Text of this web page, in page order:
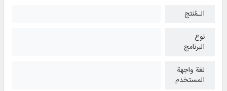
الـمُنتج
نوع
البرنامج
لغة واجهة
المستخدم